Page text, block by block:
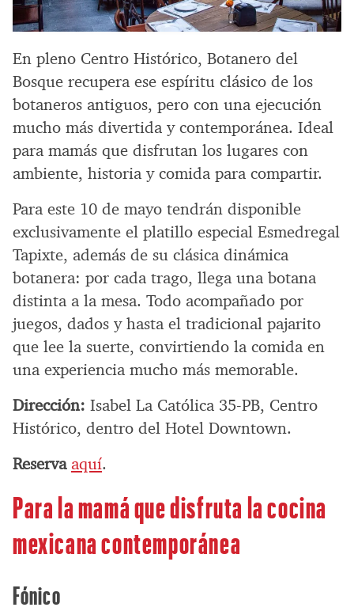
En pleno Centro Histórico, Botanero del
Bosque recupera ese espíritu clásico de los
botaneros antiguos, pero con una ejecución
mucho más divertida y contemporánea. Ideal
para mamás que disfrutan los lugares con
ambiente, historia y comida para compartir.
Para este 10 de mayo tendrán disponible
exclusivamente el platillo especial Esmedregal
Tapixte, además de su clásica dinámica
botanera: por cada trago, llega una botana
distinta a la mesa. Todo acompañado por
juegos, dados y hasta el tradicional pajarito
que lee la suerte, convirtiendo la comida en
una experiencia mucho más memorable.
Dirección: Isabel La Católica 35-PB, Centro
Histórico, dentro del Hotel Downtown.
Reserva aquí.
Para la mamá que disfruta la cocina
mexicana contemporánea
Fónico